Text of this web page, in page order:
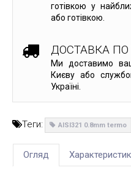
готівкою у
або готівкою.
ДОСТАВКА ПО
Ми доставимо
Києву або
Україні.
Теги: AISI321 0.8mm termo
Огляд